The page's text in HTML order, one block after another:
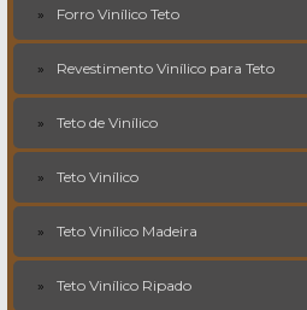
Forro Vinílico Teto
Revestimento Vinílico para Teto
Teto de Vinílico
Teto Vinílico
Teto Vinílico Madeira
Teto Vinílico Ripado